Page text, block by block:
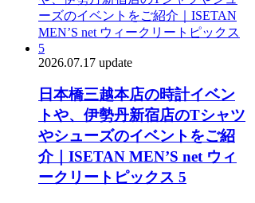
2026.07.17 update
日本橋三越本店の時計イベン
トや、伊勢丹新宿店のTシャツ
やシューズのイベントをご紹
介｜ISETAN MEN’S net ウィ
ークリートピックス 5